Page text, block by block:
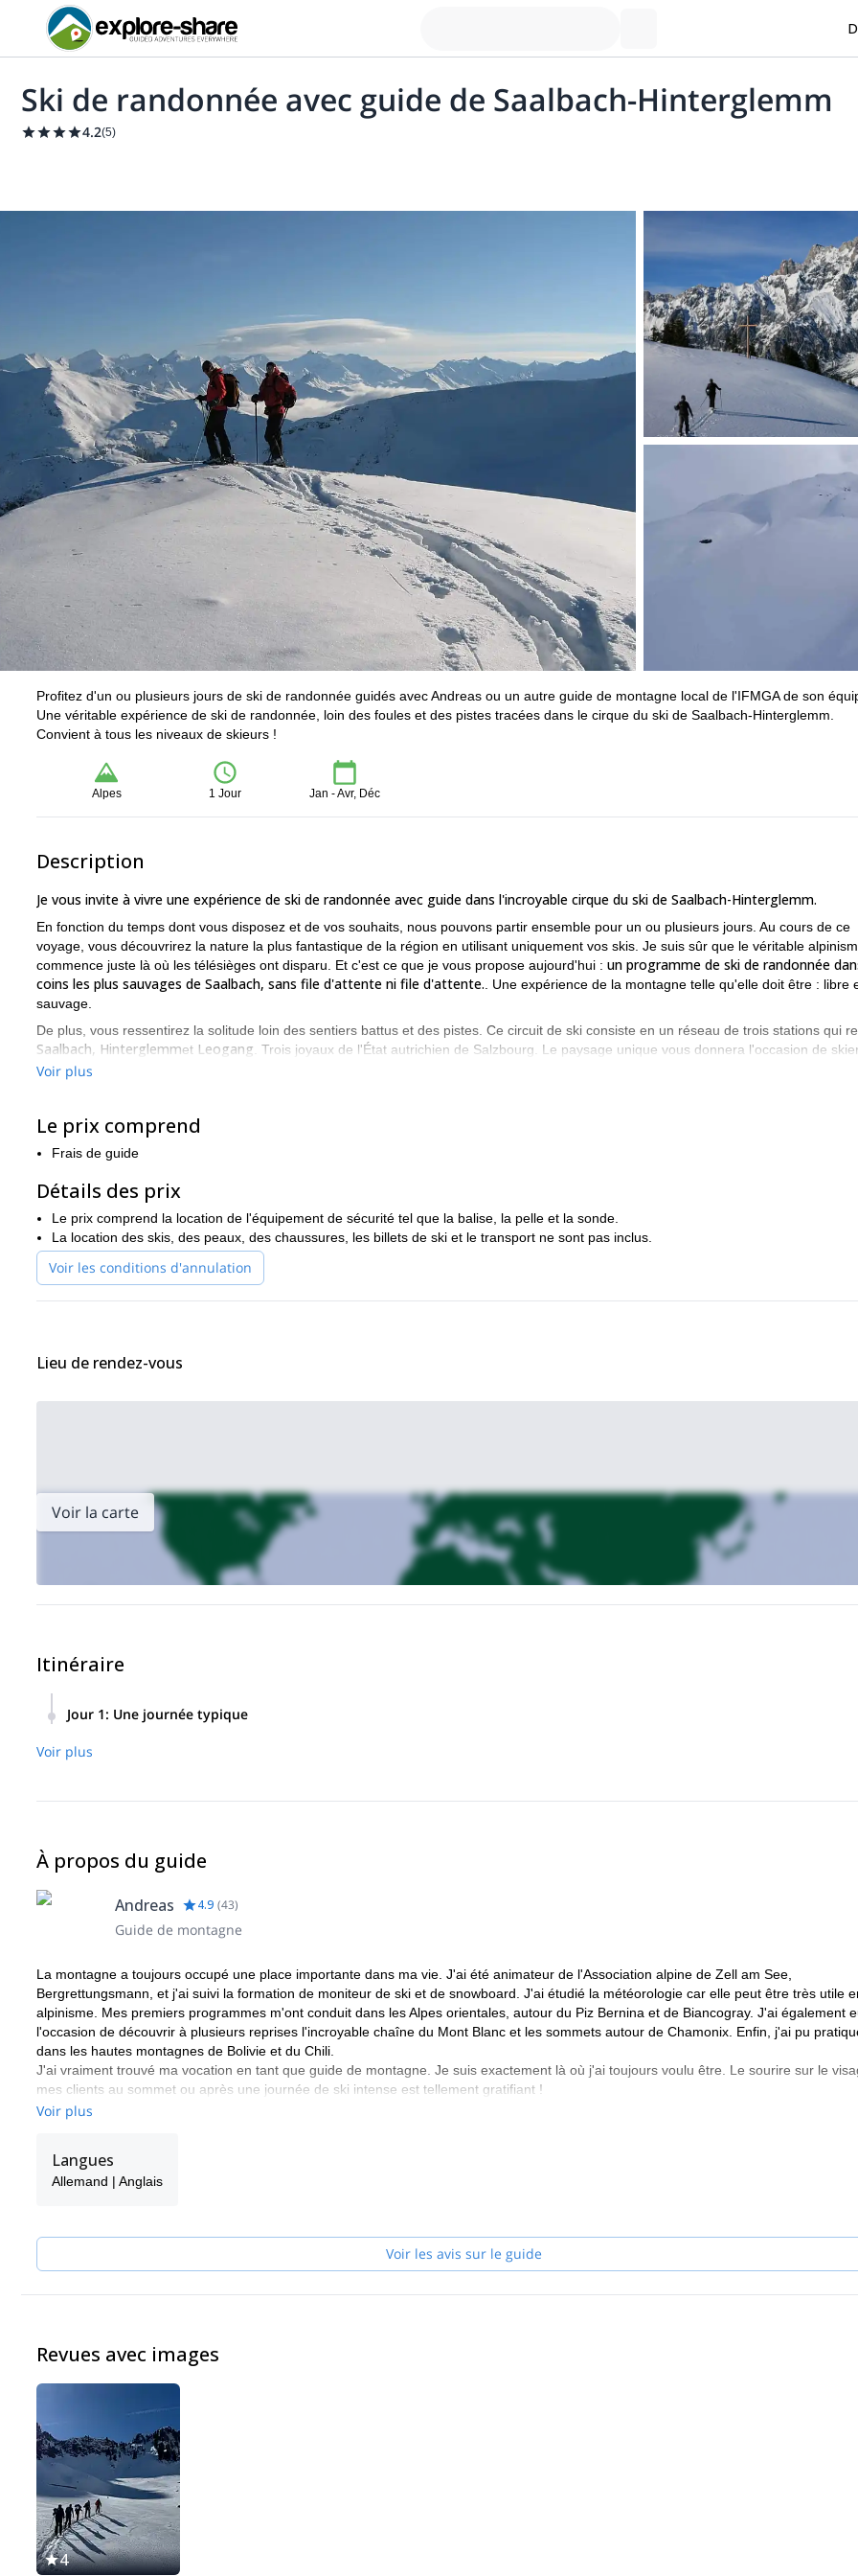
Ski de randonnée avec guide de Saalbach-Hinterglemm
4.2(5)
Profitez d'un ou plusieurs jours de ski de randonnée guidés avec Andreas ou un autre guide de montagne local de l'IFMGA de son
Une véritable expérience de ski de randonnée, loin des foules et des pistes tracées dans le cirque du ski de Saalbach-Hinterglemm.
Convient à tous les niveaux de skieurs !
Alpes 1 Jour Jan - Avr, Déc
Description
Je vous invite à vivre une expérience de ski de randonnée avec guide dans l'incroyable cirque du ski de Saalbach-Hinterglemm.
En fonction du temps dont vous disposez et de vos souhaits, nous pouvons partir ensemble pour un ou plusieurs jours. Au cours de ce
voyage, vous découvrirez la nature la plus fantastique de la région en utilisant uniquement vos skis. Je suis sûr que le véritable
commence juste là où les télésièges ont disparu. Et c'est ce que je vous propose aujourd'hui : un programme de ski de randonnée
coins les plus sauvages de Saalbach, sans file d'attente ni file d'attente. . Une expérience de la montagne telle qu'elle doit être : libre
sauvage.
De plus, vous ressentirez la solitude loin des sentiers battus et des pistes. Ce circuit de ski consiste en un réseau de trois stations qui
Saalbach, Hinterglemmet Leogang . Trois joyaux de l'État autrichien de Salzbourg. Le paysage unique vous donnera l'occasion de
parmi les forêts enneigées et les champs sauvages. Bien sûr,
Saalbach offre une grande variété de programmes de ski de randonnée.
nous sommes tous des locaux. Nous pouvons vous montrer les points forts en vous emmenant dans des endroits où il n'y a pas de
remontées mécaniques. Une fois que vous aurez atteint le point le plus élevé, vous profiterez d'une descente unique dans la poudreuse
En ce qui concerne le niveau de ski, laissez-moi vous dire que ce n'est pas un problème. Quelle que soit votre expérience, la région
deSaalbach Hinterglemm, LeogangetFieberbrunnont des options pour tout le monde,des débutants aux experts.
S'il vous plaît, contactez-moi maintenant si vous prévoyez de venir dans la région de Saachbach et si vous voulez profiter d'une
expérience de ski unique. J'attendrai votre message !
Voir plus
Le prix comprend
Frais de guide
Détails des prix
Le prix comprend la location de l'équipement de sécurité tel que la balise, la pelle et la sonde.
La location des skis, des peaux, des chaussures, les billets de ski et le transport ne sont pas inclus.
Voir les conditions d'annulation
Lieu de rendez-vous
Voir la carte
Itinéraire
Jour 1: Une journée typique
pistes. A 10/11h, nous commencerons un petit programme de "slackcountry tour" et randonnerons depuis la station supérieure
Voir plus
À propos du guide
Andreas 4.9 (43)
Guide de montagne
La montagne a toujours occupé une place importante dans ma vie. J'ai été animateur de l'Association alpine de Zell am See,
Bergrettungsmann, et j'ai suivi la formation de moniteur de ski et de snowboard. J'ai étudié la météorologie car elle peut être très utile
alpinisme. Mes premiers programmes m'ont conduit dans les Alpes orientales, autour du Piz Bernina et de Biancogray. J'ai également
l'occasion de découvrir à plusieurs reprises l'incroyable chaîne du Mont Blanc et les sommets autour de Chamonix. Enfin, j'ai pu
dans les hautes montagnes de Bolivie et du Chili.
J'ai vraiment trouvé ma vocation en tant que guide de montagne. Je suis exactement là où j'ai toujours voulu être. Le sourire sur le
mes clients au sommet ou après une journée de ski intense est tellement gratifiant !
Je fais partie d'une équipe de guides locaux (Bergführer Zell am See Kaprun), tous des amis à moi, des gars avec qui je partage la
Voir plus
Langues
Allemand | Anglais
Voir les avis sur le guide
Revues avec images
4